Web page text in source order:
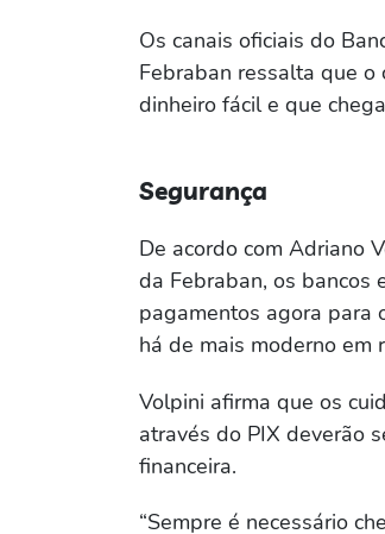
Os canais oficiais do
Febraban ressalta que
dinheiro fácil e que
Segurança
De acordo com Adriano
da Febraban, os bancos
pagamentos agora para
há de mais moderno em
Volpini afirma que os
através do PIX deverão
financeira.
“Sempre é necessário